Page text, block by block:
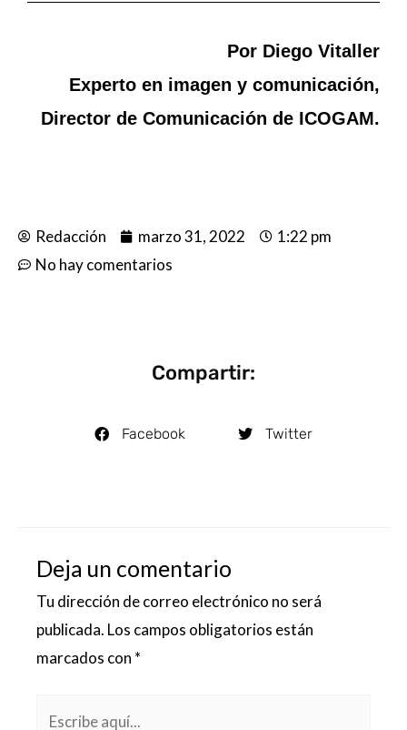
Por Diego Vitaller
Experto en imagen y comunicación,
Director de Comunicación de ICOGAM.
Redacción marzo 31, 2022
1:22 pm
No hay comentarios
Compartir:
Facebook Twitter
Deja un comentario
Tu dirección de correo electrónico no será
publicada. Los campos obligatorios están
marcados con *